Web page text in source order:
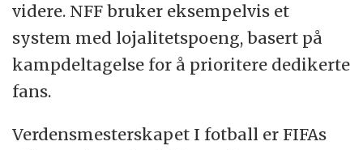
videre. NFF bruker eksempelvis et
system med lojalitetspoeng, basert på
kampdeltagelse for å prioritere dedikerte
fans.
Verdensmesterskapet I fotball er FIFAs